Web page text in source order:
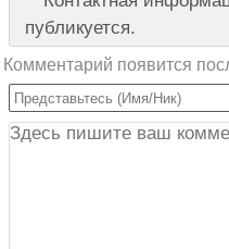
публикуется.
Комментарий появится